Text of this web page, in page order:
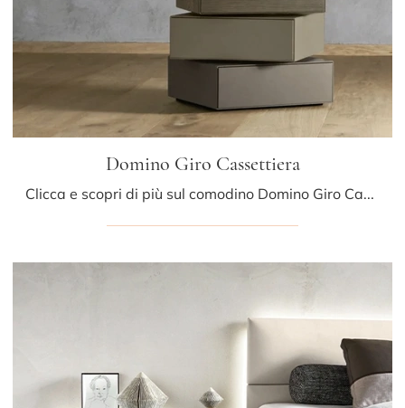
Domino Giro Cassettiera
Clicca e scopri di più sul comodino Domino Giro Cassettiera: Comodini e mobili con cassetti di Sangiacomo sono ideali per spazi design.